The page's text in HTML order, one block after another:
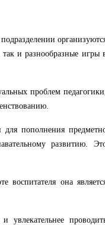
так и разнообразные игры
проблем
пополнения
развитию.
воспитателя она
увлекательнее